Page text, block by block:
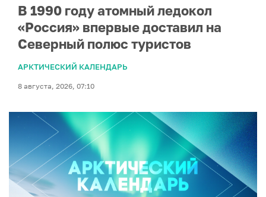
В 1990 году атомный ледокол
«Россия» впервые доставил на
Северный полюс туристов
АРКТИЧЕСКИЙ КАЛЕНДАРЬ
8 августа, 2026, 07:10